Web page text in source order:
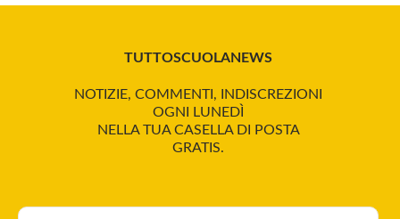
TUTTOSCUOLANEWS
NOTIZIE, COMMENTI, INDISCREZIONI
OGNI LUNEDÌ
NELLA TUA CASELLA DI POSTA
GRATIS.